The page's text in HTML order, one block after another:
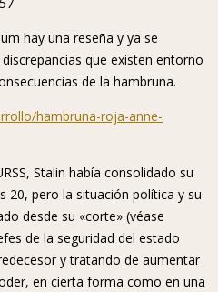
hay una reseña y ya se
que existen entorno
de la hambruna.
hambruna-roja-anne-
Stalin había consolidado su
20, pero la situación política y su
desde su «corte» (véase
de la seguridad del estado
y tratando de aumentar
en cierta forma como en una